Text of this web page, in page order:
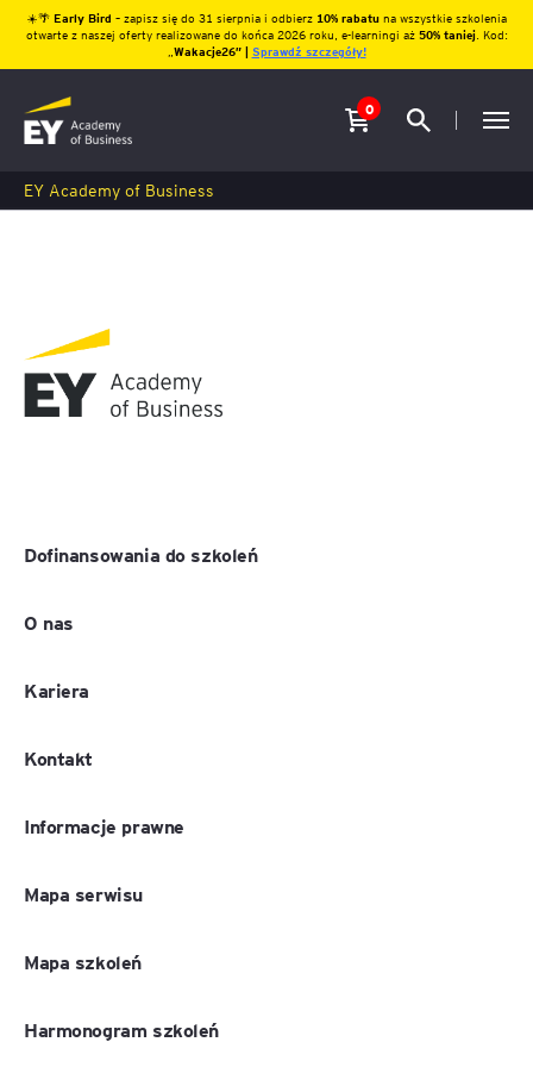
☀️🌴 Early Bird – zapisz się do 31 sierpnia i odbierz10% rabatu na wszystkie szkolenia
otwarte z naszej oferty realizowane do końca 2026 roku, e-learningi aż 50% taniej. Kod:
Wakacje26″ | Sprawdź szczegóły!
0
EY Academy of Business
Dofinansowania do szkoleń
O nas
Kariera
Kontakt
Informacje prawne
Mapa serwisu
Mapa szkoleń
Harmonogram szkoleń